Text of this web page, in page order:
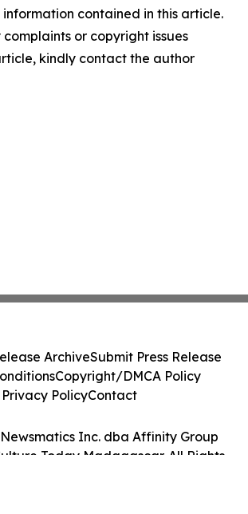
contained in this article.
or copyright issues
kindly contact the author
Inc. dba Affinity Group
Today Madagascar. All Rights
ArchiveSubmit Press Release
Copyright/DMCA Policy
Privacy PolicyContact